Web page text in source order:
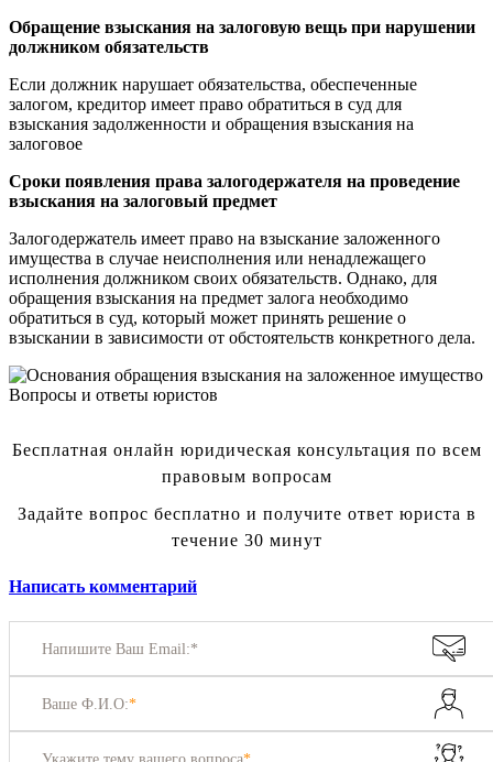
Обращение взыскания на залоговую вещь при нарушении
должником обязательств
Если должник нарушает обязательства, обеспеченные
залогом, кредитор имеет право обратиться в суд для
взыскания задолженности и обращения взыскания на
залоговое
Сроки появления права залогодержателя на проведение
взыскания на залоговый предмет
Залогодержатель имеет право на взыскание заложенного
имущества в случае неисполнения или ненадлежащего
исполнения должником своих обязательств. Однако, для
обращения взыскания на предмет залога необходимо
обратиться в суд, который может принять решение о
взыскании в зависимости от обстоятельств конкретного дела.
Вопросы и ответы юристов
Бесплатная онлайн юридическая консультация по всем
правовым вопросам
Задайте вопрос бесплатно и получите ответ юриста в
течение 30 минут
Написать комментарий
Напишите Ваш Email:*
Ваше Ф.И.О:*